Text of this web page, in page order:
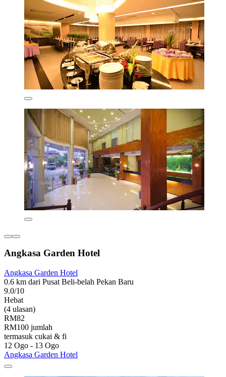
Angkasa Garden Hotel
Angkasa Garden Hotel
0.6 km dari Pusat Beli-belah Pekan Baru
9.0/10
Hebat
(4 ulasan)
RM82
RM100 jumlah
termasuk cukai & fi
12 Ogo - 13 Ogo
Angkasa Garden Hotel